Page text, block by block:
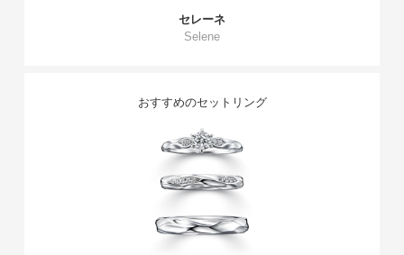
セレーネ
Selene
おすすめのセットリング